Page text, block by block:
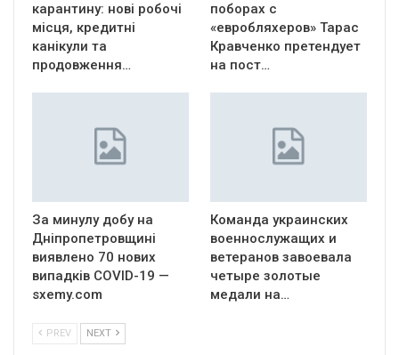
карантину: нові робочі
місця, кредитні
канікули та
продовження…
поборах с
«евробляхеров» Тарас
Кравченко претендует
на пост…
За минулу добу на
Дніпропетровщині
виявлено 70 нових
випадків COVID-19 —
sxemy.com
Команда украинских
военнослужащих и
ветеранов завоевала
четыре золотые
медали на…
PREV NEXT